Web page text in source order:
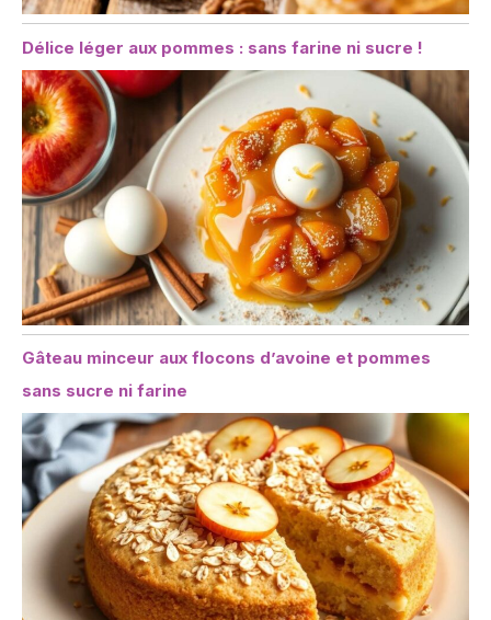
Délice léger aux pommes : sans farine ni sucre !
Gâteau minceur aux flocons d’avoine et pommes
sans sucre ni farine